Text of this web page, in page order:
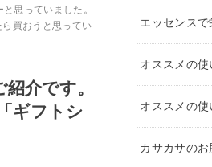
思っていました。
買おうと思ってい
介です。
ギフトシ
エッセンスで
オススメの使
オススメの使
カサカサの